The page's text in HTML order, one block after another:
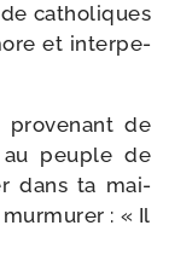
catho­liques
et inter­pe­
pro­ve­nant de
au peuple de
dans ta mai­
: « Il